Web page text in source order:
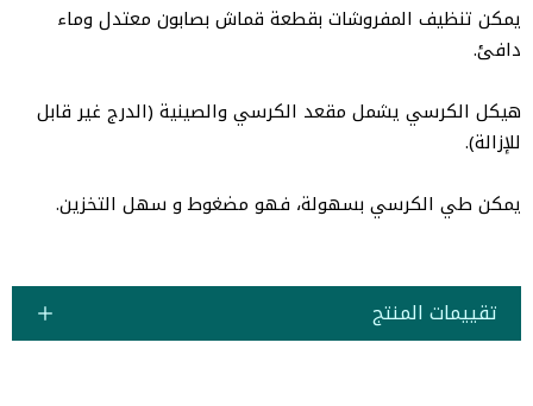
يمكن تنظيف المفروشات بقطعة قماش بصابون معتدل وماء
دافئ.
هيكل الكرسي يشمل مقعد الكرسي والصينية (الدرج غير قابل
للإزالة).
يمكن طي الكرسي بسهولة، فهو مضغوط و سهل التخزين.
تقييمات المنتج